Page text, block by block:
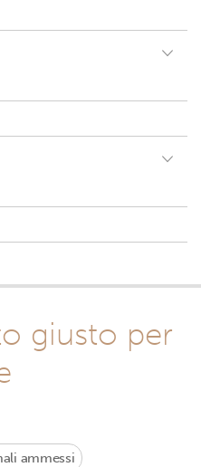
giusto per
ammessi